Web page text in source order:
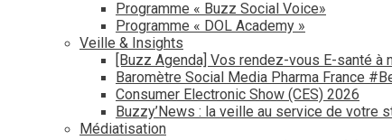
Programme « Buzz Social Voice»
Programme « DOL Academy »
Veille & Insights
[Buzz Agenda] Vos rendez-vous E-santé à
Baromètre Social Media Pharma France
Consumer Electronic Show (CES) 2026
Buzzy’News : la veille au service de votre
Médiatisation